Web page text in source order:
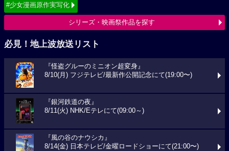
#少女漫画原作実写化
シリーズ・映画祭作品を探す
必見！地上波放送リスト
『怪盗グルーのミニオン超変身』
8/10(月) フジテレビ/最新作公開記念にて(19:00〜)
『銀河鉄道の夜』
8/11(火) NHK/Eテレにて(09:00～)
『風の谷のナウシカ』
8/14(金) 日本テレビ/金曜ロードショーにて(21:00〜)